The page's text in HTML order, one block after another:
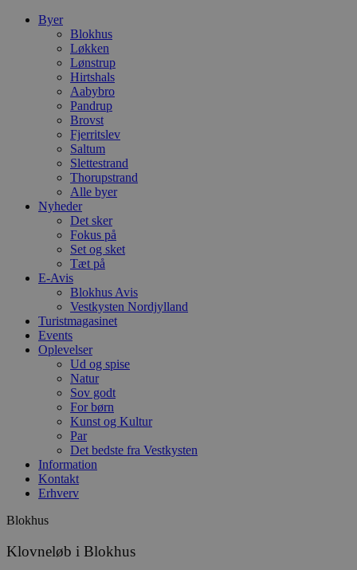
Byer
Blokhus
Løkken
Lønstrup
Hirtshals
Aabybro
Pandrup
Brovst
Fjerritslev
Saltum
Slettestrand
Thorupstrand
Alle byer
Nyheder
Det sker
Fokus på
Set og sket
Tæt på
E-Avis
Blokhus Avis
Vestkysten Nordjylland
Turistmagasinet
Events
Oplevelser
Ud og spise
Natur
Sov godt
For børn
Kunst og Kultur
Par
Det bedste fra Vestkysten
Information
Kontakt
Erhverv
Blokhus
Klovneløb i Blokhus